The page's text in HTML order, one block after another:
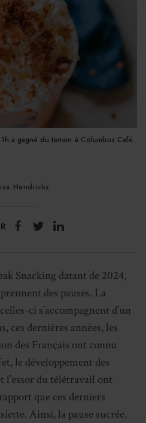
a gagné du terrain à Columbus Café.
Hendrickx
Snacking datant de 2024,
des pauses. La
ci s’accompagnent d’un
ces dernières années, les
des Français ont connu
le développement des
l’essor du télétravail ont
que ces derniers
Ainsi, la pause sucrée,